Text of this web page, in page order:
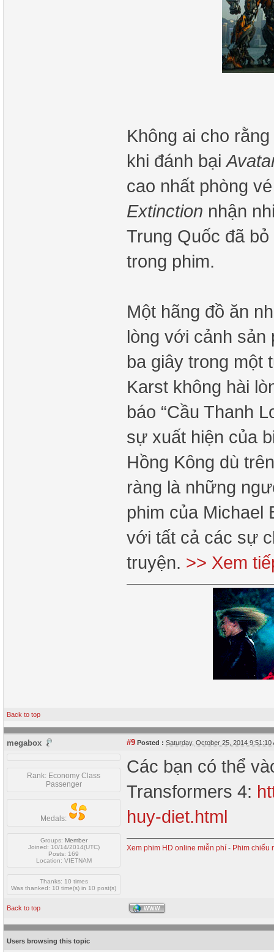
Không ai cho
khi đánh bại
cao nhất phòng
Extinction nhận
Trung Quốc đã
trong phim.
Một hãng đồ ăn
lòng với cảnh sản
ba giây trong một
Karst không hài
báo “Cầu Thanh
sự xuất hiện của
Hồng Kông dù
ràng là những
phim của Michael
với tất cả các sự
truyện. >> Xem
Back to top
megabox #9 Posted : Saturday, October 25, 2014 9:51:10
Rank: Economy Class
Passenger
Medals:
Groups: Member
Joined: 10/14/2014(UTC)
Posts: 169
Location: VIETNAM
Thanks: 10 times
Was thanked: 10 time(s) in 10 post(s)
Các bạn có thể
Transformers 4:
huy-diet.html
Xem phim HD online miễn phí - Phim chiếu
Back to top WWW
Users browsing this topic